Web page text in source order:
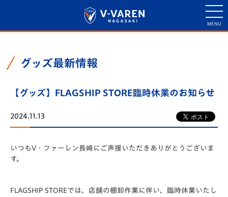
グッズ最新情報
【グッズ】FLAGSHIP STORE臨時休業のお知らせ
2024.11.13
いつもV・ファーレン長崎にご声援いただきありがとうございま
す。
FLAGSHIP STOREでは、店舗の棚卸作業に伴い、臨時休業いたし